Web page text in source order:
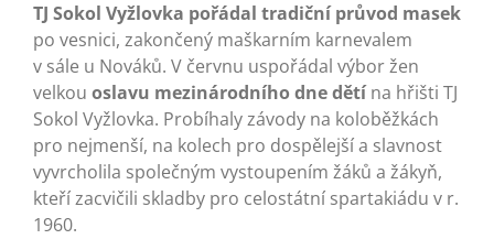
TJ Sokol Vyžlovka pořádal tradiční průvod masek
po vesnici, zakončený maškarním karnevalem
v sále u Nováků. V červnu uspořádal výbor žen
velkou oslavu mezinárodního dne dětína hřišti TJ
Sokol Vyžlovka. Probíhaly závody na koloběžkách
pro nejmenší, na kolech pro dospělejší a slavnost
vyvrcholila společným vystoupením žáků a žákyň,
kteří zacvičili skladby pro celostátní spartakiádu v r.
1960.